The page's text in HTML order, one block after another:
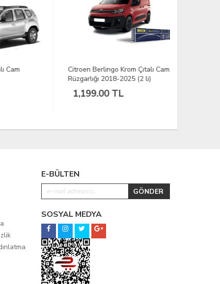
Citroen Berlingo Krom Çıtalı Cam
Rüzgarlığı 2018-2025 (2 li)
1,199.00 TL
E-BÜLTEN
SOSYAL MEDYA